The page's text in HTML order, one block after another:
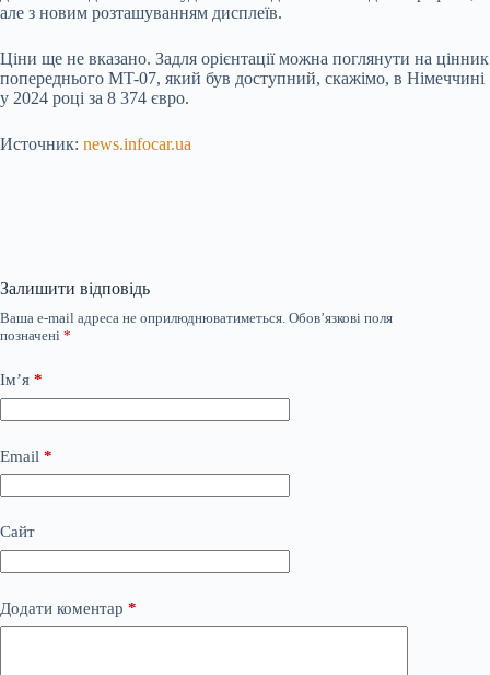
але з новим розташуванням дисплеїв.
Ціни ще не вказано. Задля орієнтації можна поглянути на цінник
попереднього MT-07, який був доступний, скажімо, в Німеччині
у 2024 році за 8 374 євро.
Источник: news.infocar.ua
Залишити відповідь
Ваша e-mail адреса не оприлюднюватиметься. Обов’язкові поля
позначені *
Ім’я *
Email *
Сайт
Додати коментар *